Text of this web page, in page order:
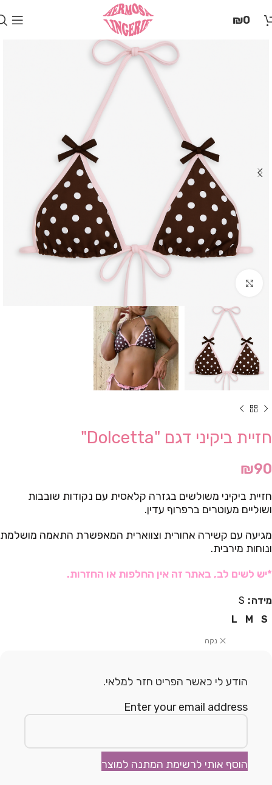
זֶה
תַּפְרִיט
הֵנְּגִישׁוּת
₪0
חזיית ביקיני דגם "Dolcetta"
₪90
חזיית ביקיני משולשים בגזרה קלאסית עם נקודות שובבות
ושוליים מעוטרים ברפרוף עדין.
מגיעה עם קשירה אחורית וצווארית המאפשרת התאמה מושלמת
ונוחות מירבית.
*יש לשים לב, באתר זה אין החלפות או החזרות.
מידה
S
S
M
L
נקה
הודע לי כאשר הפריט חזר למלאי.
Enter your email address
הוסף אותי לרשימת המתנה למוצר